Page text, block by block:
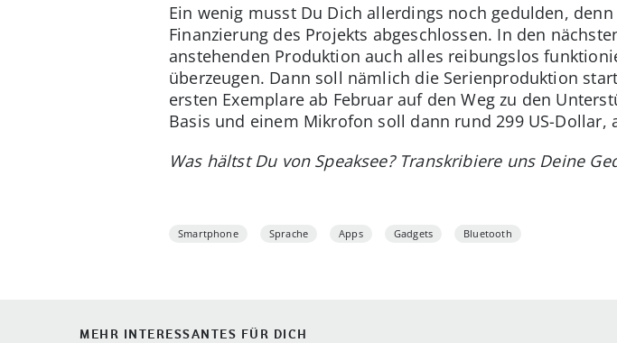
Ein wenig musst Du Dich allerdings noch gedulden,
Finanzierung des Projekts abgeschlossen. In den
anstehenden Produktion auch alles reibungslos
überzeugen. Dann soll nämlich die Serienproduktion
ersten Exemplare ab Februar auf den Weg zu den
Basis und einem Mikrofon soll dann rund 299 US-Dollar,
Was hältst Du von Speaksee? Transkribiere uns Deine
Smartphone Sprache Apps Gadgets Bluetooth
MEHR INTERESSANTES FÜR DICH